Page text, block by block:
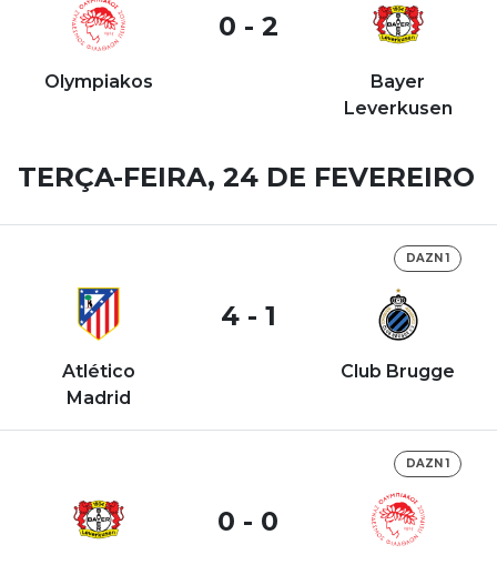
Olympiakos
0 - 2
Bayer
Leverkusen
TERÇA-FEIRA, 24 DE FEVEREIRO
DAZN 1
Atlético
Madrid
4 - 1
Club Brugge
DAZN 1
0 - 0